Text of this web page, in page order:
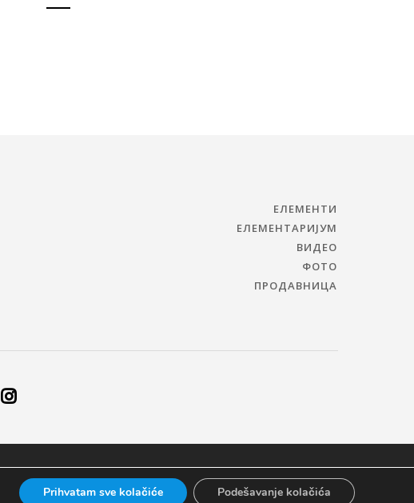
ЕЛЕМЕНТИ
ЕЛЕМЕНТАРИЈУМ
ВИДЕО
ФОТО
ПРОДАВНИЦА
Prihvatam sve kolačiće Podešavanje kolačića